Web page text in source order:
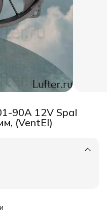
90A 12V Spal
(VentEl)